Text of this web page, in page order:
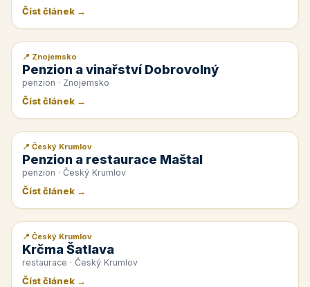
Číst článek →
📰 PR článek
📍 Znojemsko
Penzion a vinařství Dobrovolný
penzion · Znojemsko
Číst článek →
📰 PR článek
📍 Český Krumlov
Penzion a restaurace Maštal
penzion · Český Krumlov
Číst článek →
📰 PR článek
📍 Český Krumlov
Krčma Šatlava
restaurace · Český Krumlov
Číst článek →